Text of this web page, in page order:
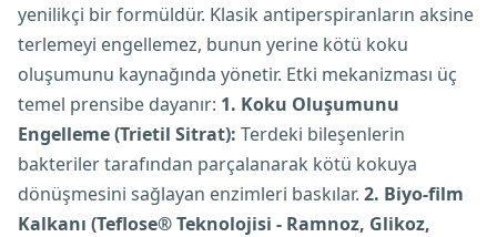
yenilikçi bir formüldür. Klasik antiperspiranların aksine
terlemeyi engellemez, bunun yerine kötü koku
oluşumunu kaynağında yönetir. Etki mekanizması üç
temel prensibe dayanır: 1. Koku Oluşumunu
Engelleme (Trietil Sitrat): Terdeki bileşenlerin
bakteriler tarafından parçalanarak kötü kokuya
dönüşmesini sağlayan enzimleri baskılar. 2. Biyo-film
Kalkanı (Teflose® Teknolojisi - Ramnoz, Glikoz,